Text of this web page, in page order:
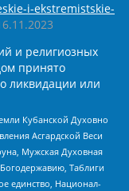
i-ekstremistskie-
и религиозных
принято
ликвидации или
Кубанской Духовно
Асгардской Веси
Мужская Духовная
Таблиги
единство, Национал-